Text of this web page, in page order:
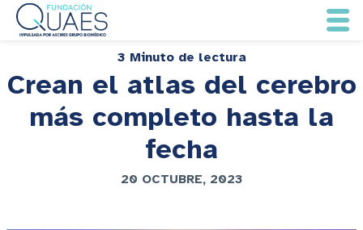
3 Minuto de lectura
Crean el atlas del cerebro
más completo hasta la
fecha
20 OCTUBRE, 2023